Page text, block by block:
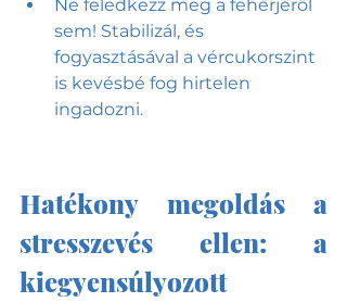
Ne feledkezz meg a fehérjéről
sem! Stabilizál, és
fogyasztásával a vércukorszint
is kevésbé fog hirtelen
ingadozni.
Hatékony megoldás a
stresszevés ellen: a
kiegyensúlyozott